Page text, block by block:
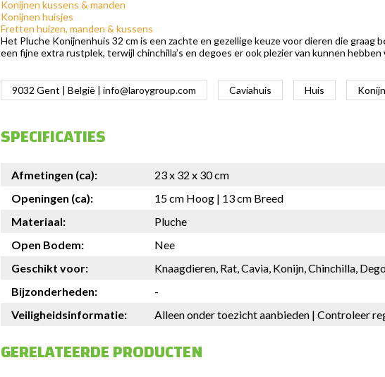
Konijnen kussens & manden
Konijnen huisjes
Fretten huizen, manden & kussens
Het Pluche Konijnenhuis 32 cm is een zachte en gezellige keuze voor dieren die
een fijne extra rustplek, terwijl chinchilla’s en degoes er ook plezier van kunnen
9032 Gent | België | info@laroygroup.com Caviahuis Huis
SPECIFICATIES
Afmetingen (ca):
23 x 32 x 30 cm
Openingen (ca):
15 cm Hoog | 13 cm Breed
Materiaal:
Pluche
Open Bodem:
Nee
Geschikt voor:
Knaagdieren, Rat, Cavia, Konijn, Chinchilla,
Bijzonderheden:
-
Veiligheidsinformatie:
Alleen onder toezicht aanbieden | Controleer
GERELATEERDE PRODUCTEN